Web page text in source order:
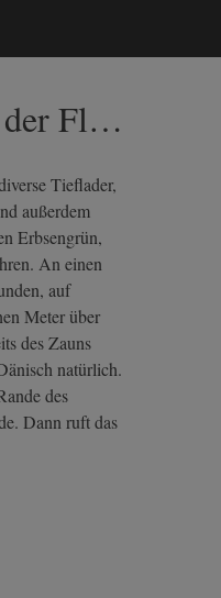
der Fl…
Tieflader,
außerdem
Erbsengrün,
An einen
auf
Meter über
des Zauns
natürlich.
des
Dann ruft das